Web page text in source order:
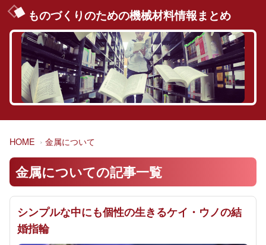
ものづくりのための機械材料情報まとめ
HOME 金属について
金属についての記事一覧
シンプルな中にも個性の生きるケイ・ウノの結
婚指輪